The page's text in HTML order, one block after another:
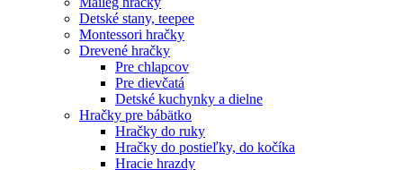
Detské stany, teepee
Montessori hračky
Drevené hračky
Pre chlapcov
Pre dievčatá
Detské kuchynky a dielne
Hračky pre bábätko
Hračky do ruky
Hračky do postieľky, do kočíka
Hracie hrazdy